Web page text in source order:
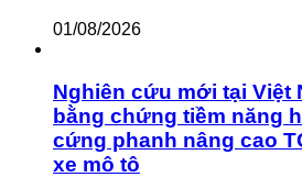
01/08/2026
Nghiên cứu mới tại Việt
bằng chứng tiềm năng
cứng phanh nâng cao
xe mô tô